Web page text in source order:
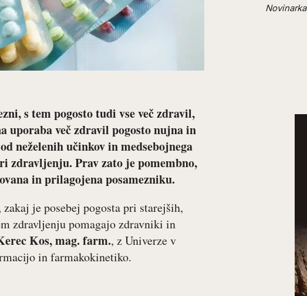
s tem pogosto tudi vse več zdravil,
uporaba več zdravil pogosto nujna in
neželenih učinkov in medsebojnega
zdravljenju. Prav zato je pomembno,
in prilagojena posamezniku.
je posebej pogosta pri starejših,
zdravljenju pomagajo zdravniki in
Kos, mag. farm., z Univerze v
in farmakokinetiko.
Novinarka